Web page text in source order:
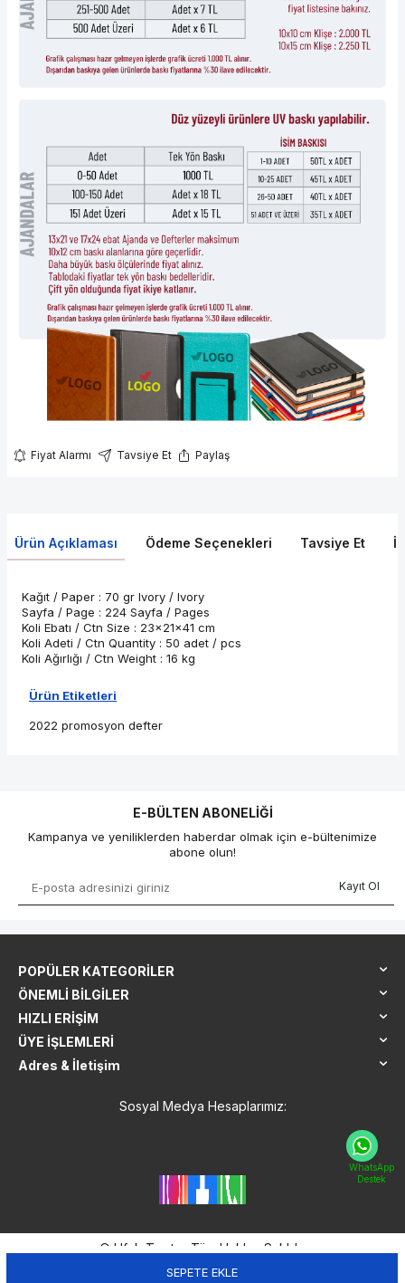
WhatsApp
Destek
SEPETE EKLE
Fiyat Alarmı Tavsiye Et Paylaş
Ürün Açıklaması Ödeme Seçenekleri Tavsiye Et
Kağıt / Paper : 70 gr Ivory / Ivory
Sayfa / Page : 224 Sayfa / Pages
Koli Ebatı / Ctn Size : 23x21x41 cm
Koli Adeti / Ctn Quantity : 50 adet / pcs
Koli Ağırlığı / Ctn Weight : 16 kg
Ürün Etiketleri
2022 promosyon defter
E-BÜLTEN ABONELIĞI
Kampanya ve yeniliklerden haberdar olmak için e-bültenimize
abone olun!
Kayıt Ol
POPÜLER KATEGORILER
ÖNEMLI BILGILER
HIZLI ERIŞIM
ÜYE İŞLEMLERI
Adres & İletişim
Sosyal Medya Hesaplarımız:
© Ufuk Tanıtım Tüm Hakları Sakldır.